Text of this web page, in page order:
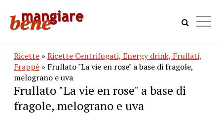
Ricette » Ricette Centrifugati, Energy drink, Frullati,
Frappè » Frullato "La vie en rose" a base di fragole,
melograno e uva
Frullato "La vie en rose" a base di
fragole, melograno e uva